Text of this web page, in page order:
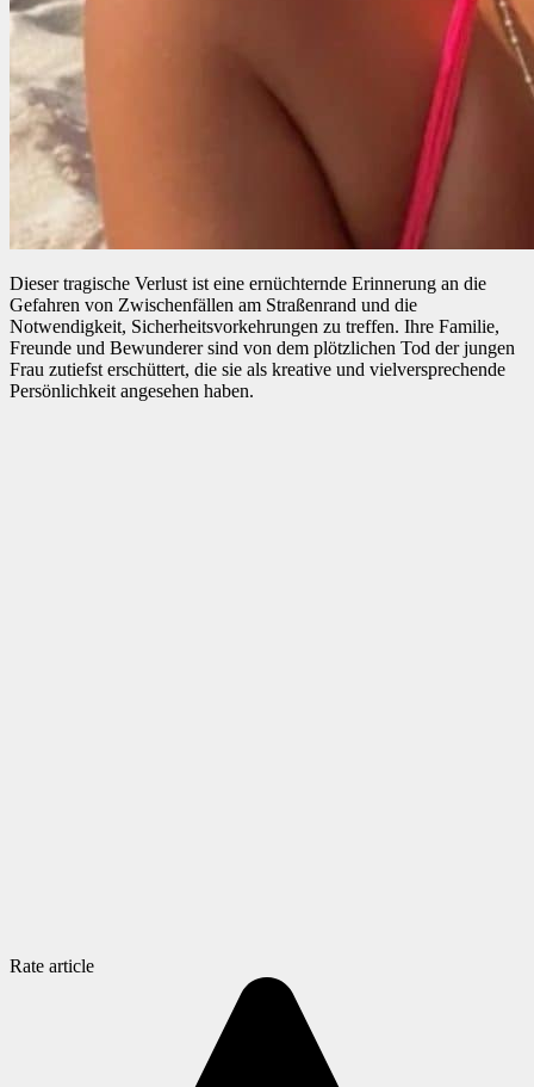
Dieser tragische Verlust ist eine ernüchternde Erinnerung an die
Gefahren von Zwischenfällen am Straßenrand und die
Notwendigkeit, Sicherheitsvorkehrungen zu treffen. Ihre Familie,
Freunde und Bewunderer sind von dem plötzlichen Tod der jungen
Frau zutiefst erschüttert, die sie als kreative und vielversprechende
Persönlichkeit angesehen haben.
Rate article